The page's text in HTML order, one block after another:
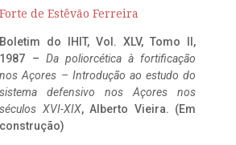
Forte de Estêvão Ferreira
Boletim do IHIT, Vol. XLV, Tomo II,
1987 – Da poliorcética à fortificação
nos Açores – Introdução ao estudo do
sistema defensivo nos Açores nos
séculos XVI-XIX, Alberto Vieira. (Em
construção)